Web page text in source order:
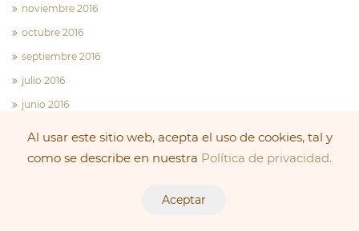
Al usar este sitio web, acepta el uso de cookies, tal y
como se describe en nuestra Política de privacidad.
Aceptar
noviembre 2016
octubre 2016
septiembre 2016
julio 2016
junio 2016